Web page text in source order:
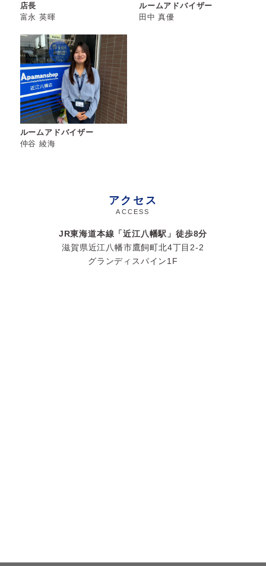
店長
富永 英暉
ルームアドバイザー
田中 真優
ルームアドバイザー
仲谷 綾海
アクセス
ACCESS
JR東海道本線「近江八幡駅」徒歩8分
滋賀県近江八幡市鷹飼町北4丁目2-2
グランディスパイン1F